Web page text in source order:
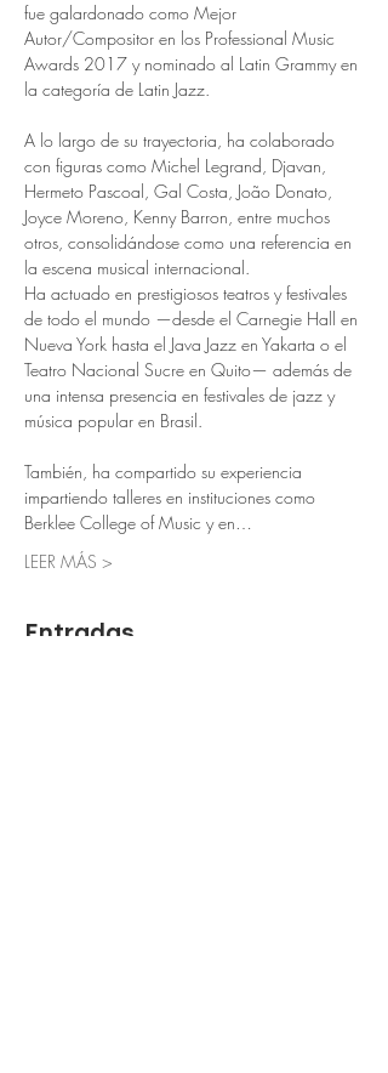
fue galardonado como Mejor
Autor/Compositor en los Professional Music
Awards 2017 y nominado al Latin Grammy en
la categoría de Latin Jazz.
A lo largo de su trayectoria, ha colaborado
con figuras como Michel Legrand, Djavan,
Hermeto Pascoal, Gal Costa, João Donato,
Joyce Moreno, Kenny Barron, entre muchos
otros, consolidándose como una referencia en
la escena musical internacional.
Ha actuado en prestigiosos teatros y festivales
de todo el mundo —desde el Carnegie Hall en
Nueva York hasta el Java Jazz en Yakarta o el
Teatro Nacional Sucre en Quito— además de
una intensa presencia en festivales de jazz y
música popular en Brasil.
También, ha compartido su experiencia
impartiendo talleres en instituciones como
Berklee College of Music y en…
LEER MÁS >
Entradas